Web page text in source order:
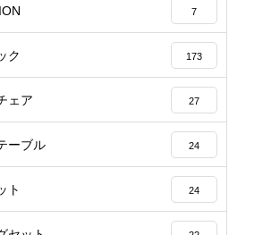
7
ク 173
ェア 27
ーブル 24
ト 24